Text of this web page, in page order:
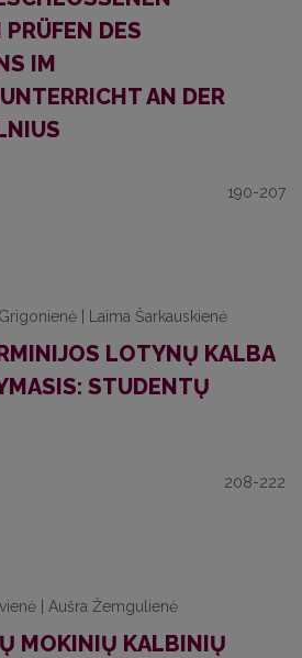
DES
IM
AN DER
190-207
| Laima Šarkauskienė
LOTYNŲ KALBA
STUDENTŲ
208-222
| Aušra Žemgulienė
MOKINIŲ KALBINIŲ